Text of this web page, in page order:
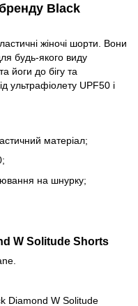
Black
жіночі шорти. Вони
будь-якого виду
йоги до бігу та
ультрафіолету UPF50 і
матеріал;
на шнурку;
W Solitude Shorts
Diamond W Solitude